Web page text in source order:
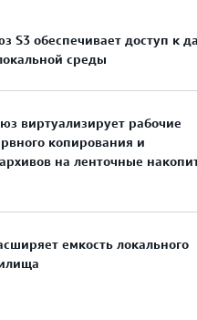
S3 обеспечивает доступ к
среды
шлюза S3вы
процессы обработки
озера данных,
видео и другие холодные
резервные копии
хранилища.
виртуализирует рабочие
копирования и
на ленточные
позволяет заменить
накопители,
емкость локального